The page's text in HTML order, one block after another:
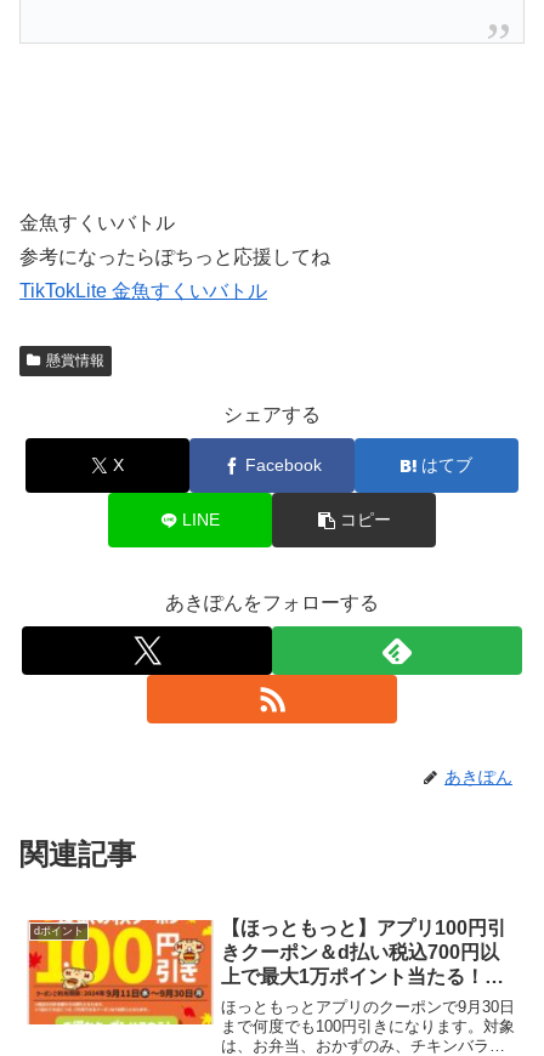
金魚すくいバトル
参考になったらぽちっと応援してね
TikTokLite 金魚すくいバトル
懸賞情報
シェアする
X Facebook はてブ
LINE コピー
あきぽんをフォローする
あきぽん
関連記事
dポイント
【ほっともっと】アプリ100円引
きクーポン＆d払い税込700円以
上で最大1万ポイント当たる！ネ
ット注文でもれなく+10%ポイン
ト還元
ほっともっとアプリのクーポンで9月30日
まで何度でも100円引きになります。対象
は、お弁当、おかずのみ、チキンバラエ